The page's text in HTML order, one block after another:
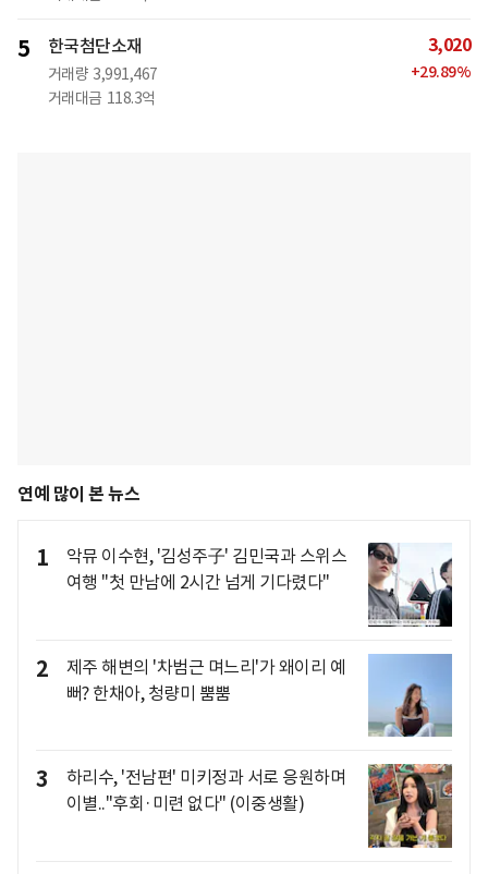
5 한국첨단소재
거래량 3,991,467
거래대금 118.3억
3,020
+29.89%
연예 많이 본 뉴스
1
악뮤 이수현, '김성주子' 김민국과 스위스
여행 "첫 만남에 2시간 넘게 기다렸다"
2
제주 해변의 '차범근 며느리'가 왜이리 예
뻐? 한채아, 청량미 뿜뿜
3
하리수, '전남편' 미키정과 서로 응원하며
이별.."후회·미련 없다" (이중생활)